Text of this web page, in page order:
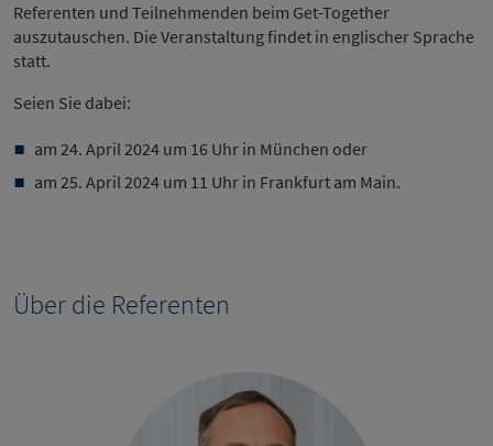
Referenten und Teilnehmenden beim Get-Together
auszutauschen. Die Veranstaltung findet in englischer Sprache
statt.
Seien Sie dabei:
am 24. April 2024 um 16 Uhr in München oder
am 25. April 2024 um 11 Uhr in Frankfurt am Main.
Über die Referenten